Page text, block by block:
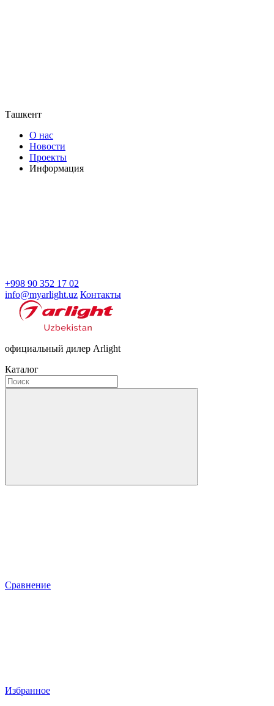
Ташкент
О нас
Новости
Проекты
Информация
+998 90 352 17 02
info@myarlight.uz Контакты
официальный дилер Arlight
Каталог
Сравнение
Избранное